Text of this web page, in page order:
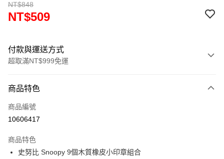
NT$848
NT$509
付款與運送方式
超取滿NT$999免運
信用卡一次付款
信用卡分期付款
合作金庫商業銀行
華南商業銀行
彰化商業銀行
超商取貨付款
商品特色
商品編號
10606417
商品特色
史努比 Snoopy 9個木質橡皮小印章組合